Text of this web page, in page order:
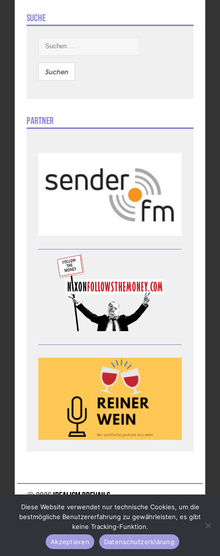
Suche
nach:
Partner
© 2026Idealism Prevails
UNTERSTÜTZE UNS
NEWSLETTER
IMPRESSUM
Diese Website verwendet nur technische Cookies, um die
bestmögliche Benutzererfahrung zu gewährleisten, es gibt
keine Tracking-Funktion.
Akzeptieren
Datenschutzerklärung